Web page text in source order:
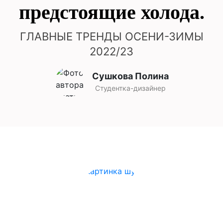
предстоящие холода.
ГЛАВНЫЕ ТРЕНДЫ ОСЕНИ-ЗИМЫ
2022/23
Сушкова Полина
Студентка-дизайнер